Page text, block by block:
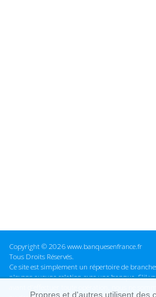
Copyright © 2026 www.banquesenfrance.fr
Tous Droits Réservés.
Ce site est simplement un répertoire de
n'avons aucune relation avec une banque. S'il
avant d'effectuer toute opération, nous ne
Propres et d'autres utilisent des